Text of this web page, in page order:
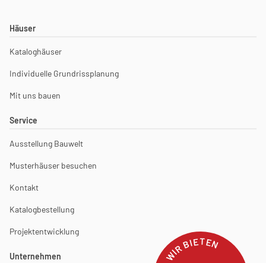
Häuser
Kataloghäuser
Individuelle Grundrissplanung
Mit uns bauen
Service
Ausstellung Bauwelt
Musterhäuser besuchen
Kontakt
Katalogbestellung
Projektentwicklung
Unternehmen WIR BIETEN